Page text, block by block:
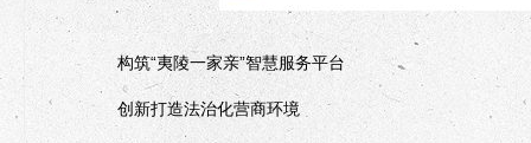
构筑“夷陵一家亲”智慧服务平台
创新打造法治化营商环境